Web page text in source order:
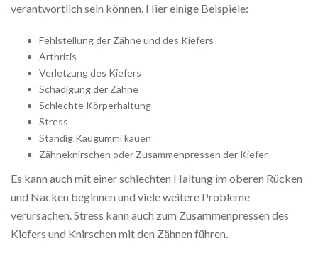
verantwortlich sein können. Hier einige Beispiele:
Fehlstellung der Zähne und des Kiefers
Arthritis
Verletzung des Kiefers
Schädigung der Zähne
Schlechte Körperhaltung
Stress
Ständig Kaugummi kauen
Zähneknirschen oder Zusammenpressen der Kiefer
Es kann auch mit einer schlechten Haltung im oberen Rücken
und Nacken beginnen und viele weitere Probleme
verursachen. Stress kann auch zum Zusammenpressen des
Kiefers und Knirschen mit den Zähnen führen.